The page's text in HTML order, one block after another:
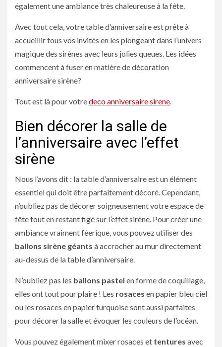
également une ambiance très chaleureuse à la fête.
Avec tout cela, votre table d’anniversaire est prête à
accueillir tous vos invités en les plongeant dans l’univers
magique des sirènes avec leurs jolies queues. Les idées
commencent à fuser en matière de décoration
anniversaire sirène?
Tout est là pour votredeco anniversaire sirene
Bien décorer la salle de
l’anniversaire avec l’effet
sirène
Nous l’avons dit : la table d’anniversaire est un élément
essentiel qui doit être parfaitement décoré. Cependant,
n’oubliez pas de décorer soigneusement votre espace de
fête tout en restant figé sur l’effet sirène. Pour créer une
ambiance vraiment féerique, vous pouvez utiliser des
ballons sirène géants à accrocher au mur directement
au-dessus de la table d’anniversaire.
N’oubliez pas les ballons pastel en forme de coquillage,
elles ont tout pour plaire ! Les rosaces en papier bleu ciel
ou les rosaces en papier turquoise sont aussi parfaites
pour décorer la salle et évoquer les couleurs de l’océan.
Vous pouvez également mixer rosaces et tentures avec